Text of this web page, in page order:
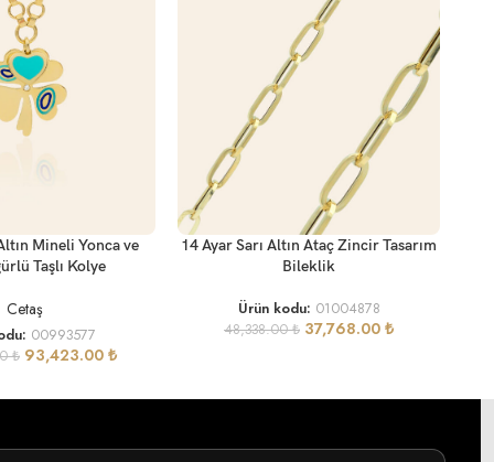
Mineli Yonca ve
Taşlı Kolye
Cetaş
00993577
₺ 93,423.00 ₺
SEPETE EKLE
14 Ayar Sarı Altın Ataç Zincir Tasarım
Bileklik
Ürün kodu: 01004878
48,338.00₺ 37,768.00 ₺